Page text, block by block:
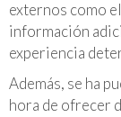
externos como
información
experiencia
Además, se ha
hora de ofrecer